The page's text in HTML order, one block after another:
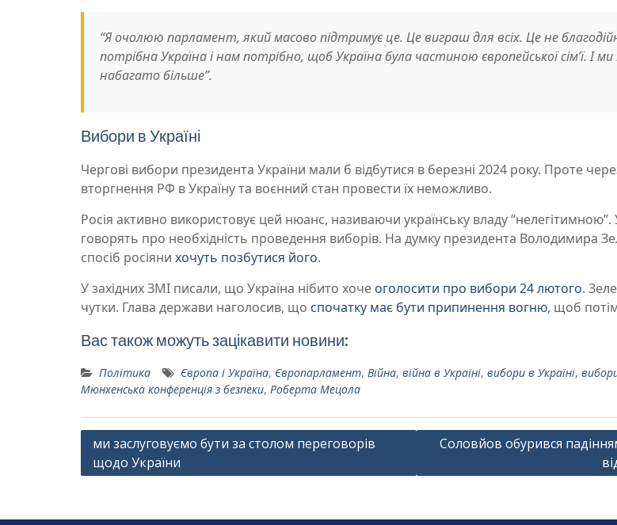
“Я очолюю парламент, який масово підтримує це. Це виграш для всіх. Це не
потрібна Україна і нам потрібно, щоб Україна була частиною європейської сім’ї. І
набагато більше”.
Вибори в Україні
Чергові вибори президента України мали б відбутися в березні 2024 року. Проте
вторгнення РФ в Україну та воєнний стан провести їх неможливо.
Росія активно використовує цей нюанс, називаючи українську владу “нелегітимною”.
говорять про необхідність проведення виборів. На думку президента Володимира
спосіб росіяни хочуть позбутися його.
У західних ЗМІ писали, що Україна нібито хоче оголосити про вибори 24 лютого.
чутки. Глава держави наголосив, що спочатку має бути припинення вогню, щоб
Вас також можуть зацікавити новини:
Політика Європа і Україна, Європарламент, Війна, війна в Україні, вибори в Україні,
Мюнхенська конференція з безпеки, Роберта Мецола
Навігація
записів
ми заслуговуємо бути за столом переговорів
щодо України
Соловйов обурився